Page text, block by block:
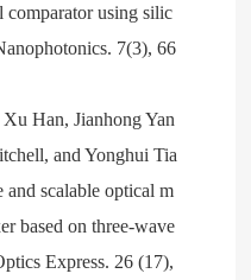
using silic
7(3), 66
Han, Jianhong Yan
and Yonghui Tia
scalable optical m
based on three-wave
Express. 26 (17),